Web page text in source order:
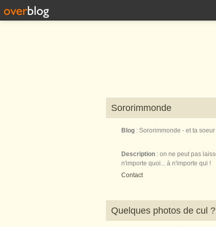
Sororimmonde
Blog : Sororimmonde - et ta
Description : on ne peut pas
n'importe quoi... à n'importe qui !
Contact
Quelques photos de cul ?